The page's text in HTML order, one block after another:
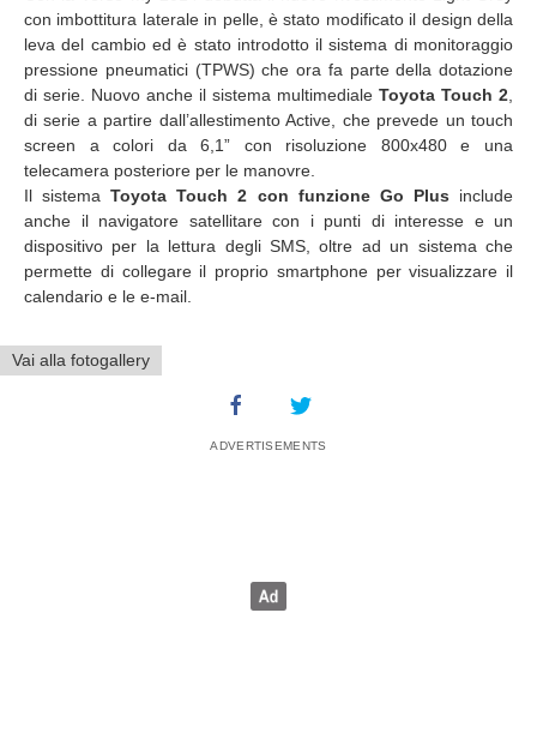
con imbottitura laterale in pelle, è stato modificato il design della
leva del cambio ed è stato introdotto il sistema di monitoraggio
pressione pneumatici (TPWS) che ora fa parte della dotazione
di serie. Nuovo anche il sistema multimediale Toyota Touch 2
di serie a partire dall’allestimento Active, che prevede un touch
screen a colori da 6,1” con risoluzione 800x480 e una
telecamera posteriore per le manovre.
Il sistema Toyota Touch 2 con funzione Go Plus include
anche il navigatore satellitare con i punti di interesse e un
dispositivo per la lettura degli SMS, oltre ad un sistema che
permette di collegare il proprio smartphone per visualizzare il
calendario e le e-mail.
Vai alla fotogallery